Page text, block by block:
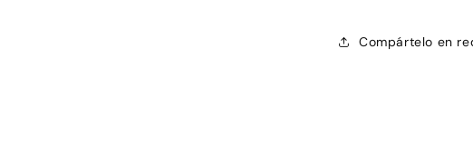
Compártelo en